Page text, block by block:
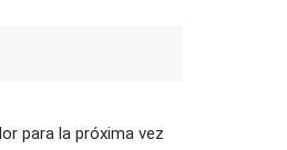
para la próxima vez